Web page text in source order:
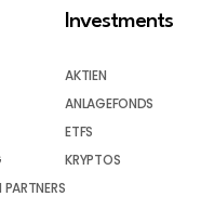
Investments
AKTIEN
ANLAGEFONDS
ETFS
KRYPTOS